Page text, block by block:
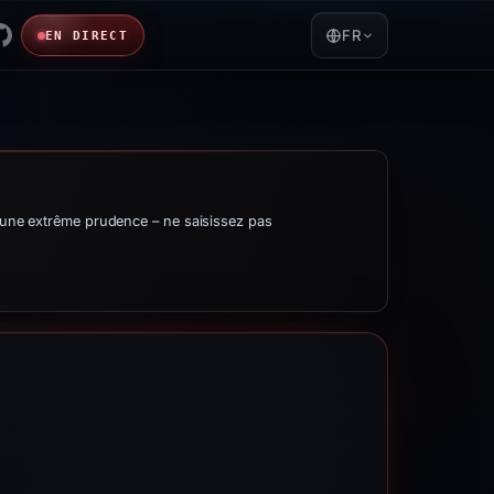
EN DIRECT FR
extrême prudence – ne saisissez pas